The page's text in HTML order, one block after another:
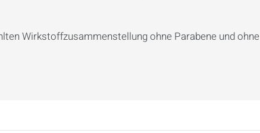
Wirkstoffzusammenstellung ohne Parabene und ohne